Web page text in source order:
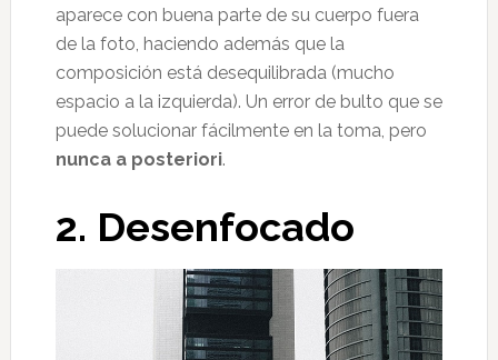
aparece con buena parte de su cuerpo fuera
de la foto, haciendo además que la
composición está desequilibrada (mucho
espacio a la izquierda). Un error de bulto que se
puede solucionar fácilmente en la toma, pero
nunca a posteriori.
2. Desenfocado